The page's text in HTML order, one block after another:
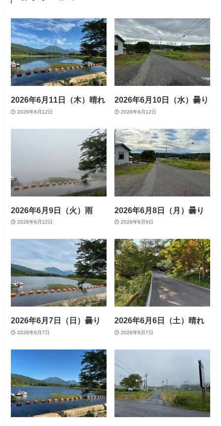
2026年6月11日（木）晴れ
2026年6月12日
2026年6月10日（水）曇り
2026年6月12日
2026年6月9日（火）雨
2026年6月12日
2026年6月8日（月）曇り
2026年6月9日
2026年6月7日（日）曇り
2026年6月7日
2026年6月6日（土）晴れ
2026年6月7日